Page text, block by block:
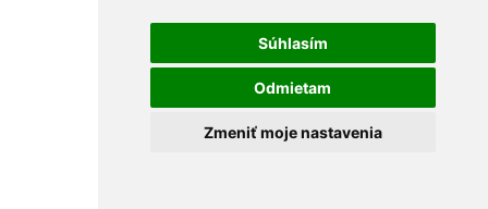
Súhlasím
Odmietam
Zmeniť moje nastavenia